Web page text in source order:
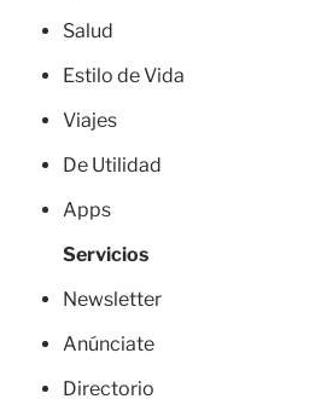
Salud
Estilo de Vida
Viajes
De Utilidad
Apps
Servicios
Newsletter
Anúnciate
Directorio